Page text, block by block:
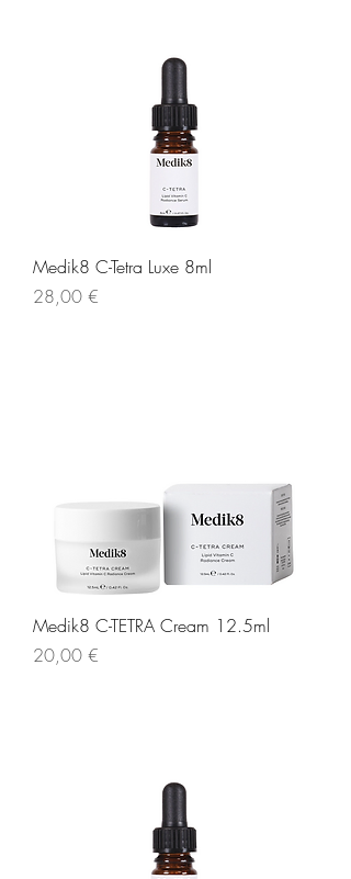
Medik8 C-Tetra Luxe 8ml
Τιμή
28,00 €
Medik8 C-TETRA Cream 12.5ml
Τιμή
20,00 €